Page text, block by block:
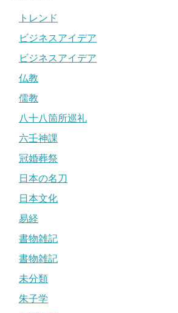
トレンド
ビジネスアイデア
ビジネスアイデア
仏教
儒教
八十八箇所巡礼
六壬神課
冠婚葬祭
日本の名刀
日本文化
易経
書物雑記
書物雑記
未分類
朱子学